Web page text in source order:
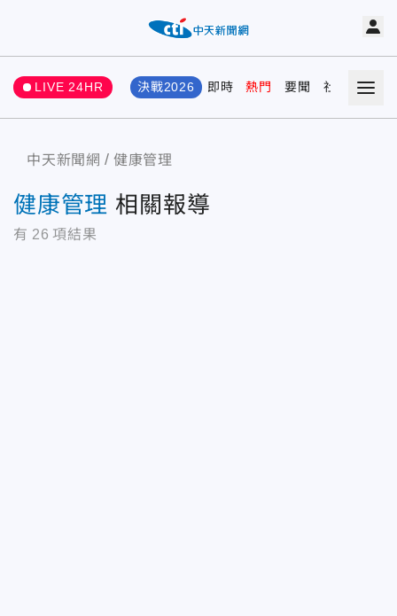
LIVE 24HR 決戰2026 即時 熱門 要聞 社會 娛樂
中天新聞網 健康管理
健康管理 相關報導
有 26 項結果